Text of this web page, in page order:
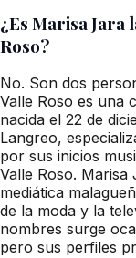
¿Es Marisa Jara
Roso?
No. Son dos
Valle Roso es una
nacida el 22 de
Langreo,
por sus inicios
Valle Roso.
mediática
de la moda y la
nombres surge
pero sus perfiles